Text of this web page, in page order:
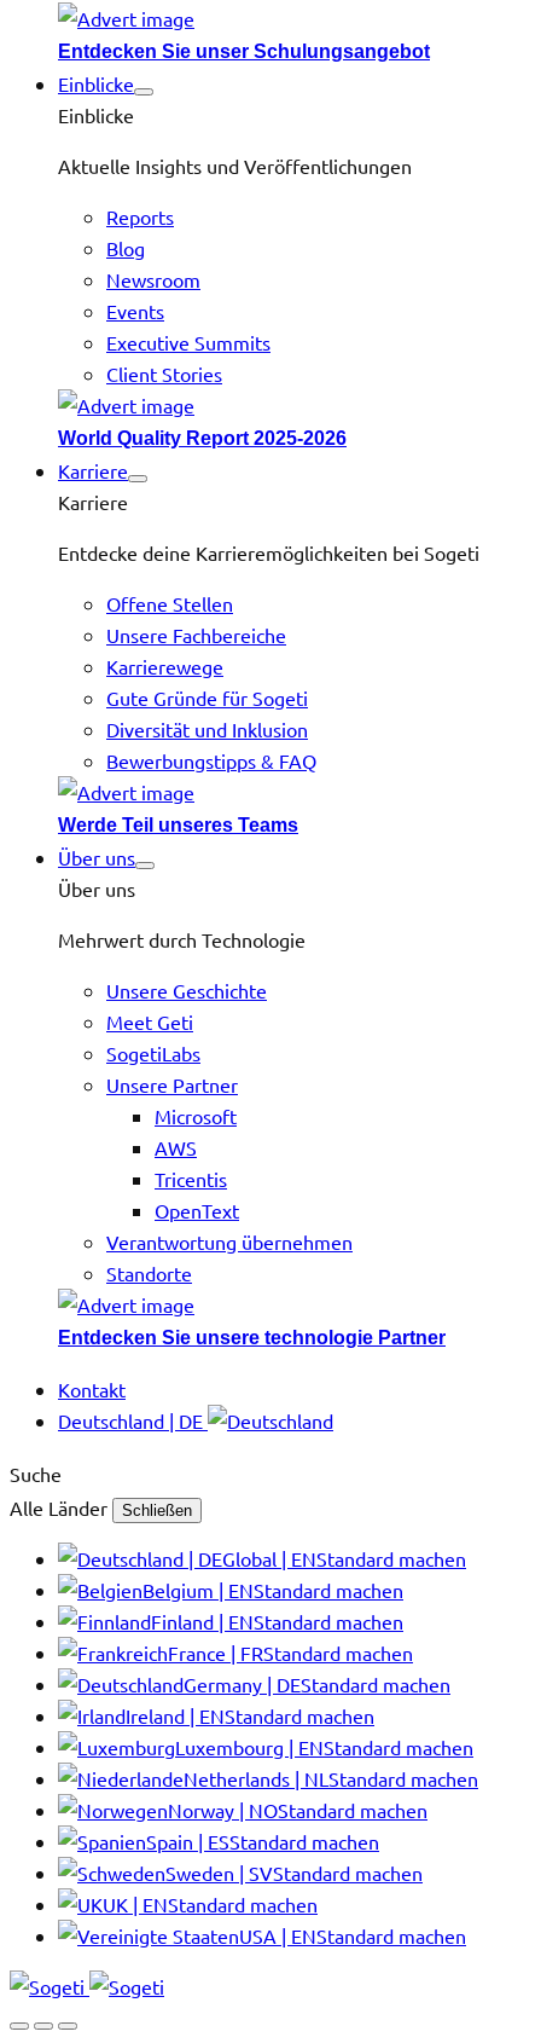
Entdecken Sie unser Schulungsangebot
Einblicke
Einblicke
Aktuelle Insights und Veröffentlichungen
Reports
Blog
Newsroom
Events
Executive Summits
Client Stories
World Quality Report 2025-2026
Karriere
Karriere
Entdecke deine Karrieremöglichkeiten bei Sogeti
Offene Stellen
Unsere Fachbereiche
Karrierewege
Gute Gründe für Sogeti
Diversität und Inklusion
Bewerbungstipps & FAQ
Werde Teil unseres Teams
Über uns
Über uns
Mehrwert durch Technologie
Unsere Geschichte
Meet Geti
SogetiLabs
Unsere Partner
Microsoft
AWS
Tricentis
OpenText
Verantwortung übernehmen
Standorte
Entdecken Sie unsere technologie Partner
Kontakt
Deutschland | DE
Suche
Alle Länder
Schließen
Global | ENStandard machen
Belgium | ENStandard machen
Finland | ENStandard machen
France | FRStandard machen
Germany | DEStandard machen
Ireland | ENStandard machen
Luxembourg | ENStandard machen
Netherlands | NL Standard machen
Norway | NOStandard machen
Spain | ESStandard machen
Sweden | SVStandard machen
UK | ENStandard machen
USA | ENStandard machen